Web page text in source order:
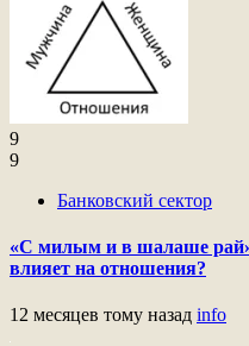
9
9
Банковский сектор
«С милым и в шалаше
влияет на отношения?
12 месяцев тому назад info